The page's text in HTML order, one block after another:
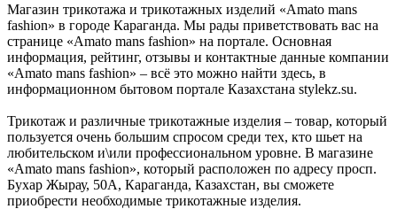
Магазин трикотажа и трикотажных изделий «Amato mans
fashion» в городе Караганда. Мы рады приветствовать вас на
странице «Amato mans fashion» на портале. Основная
информация, рейтинг, отзывы и контактные данные компании
«Amato mans fashion» – всё это можно найти здесь, в
информационном бытовом портале Казахстана stylekz.su.
Трикотаж и различные трикотажные изделия – товар, который
пользуется очень большим спросом среди тех, кто шьет на
любительском и\или профессиональном уровне. В магазине
«Amato mans fashion», который расположен по адресу просп.
Бухар Жырау, 50А, Караганда, Казахстан, вы сможете
приобрести необходимые трикотажные изделия.